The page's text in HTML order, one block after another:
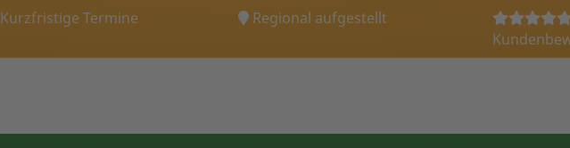
Kurzfristige Termine
Regional aufgestellt